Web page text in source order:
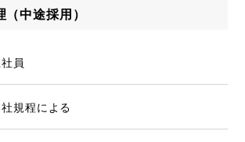
中途採用）
員
規程による